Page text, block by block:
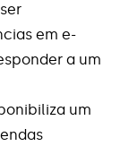
em e-
a um
um